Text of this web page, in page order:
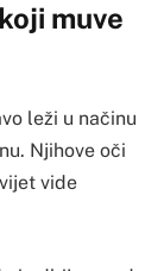
muve
leži u načinu
Njihove oči
vide